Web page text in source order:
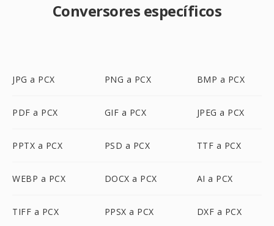
Conversores específicos
JPG a PCX PNG a PCX BMP a PCX
PDF a PCX GIF a PCX JPEG a PCX
PPTX a PCX PSD a PCX TTF a PCX
WEBP a PCX DOCX a PCX AI a PCX
TIFF a PCX PPSX a PCX DXF a PCX